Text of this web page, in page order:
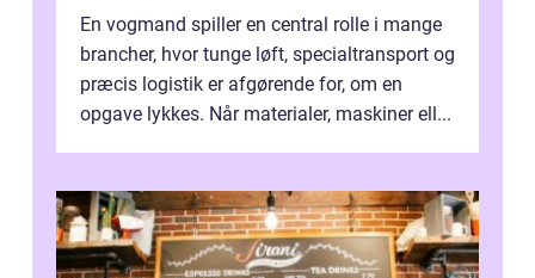
En vogmand spiller en central rolle i mange
brancher, hvor tunge løft, specialtransport og
præcis logistik er afgørende for, om en
opgave lykkes. Når materialer, maskiner ell...